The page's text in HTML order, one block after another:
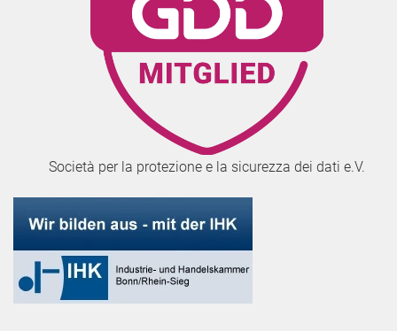
Società per la protezione e la sicurezza dei dati e.V.